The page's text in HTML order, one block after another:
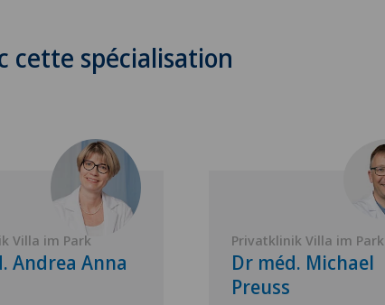
cette spécialisation
Villa im Park
Andrea Anna
Privatklinik Villa im Park
Dr méd. Michael
Preuss